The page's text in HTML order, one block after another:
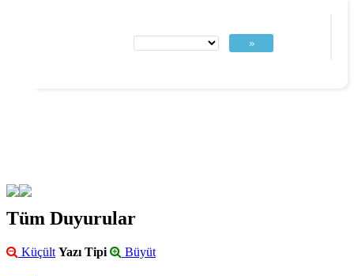
»
Tüm Duyurular
Küçült Yazı Tipi Büyüt